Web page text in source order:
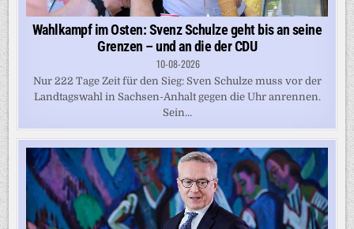
Wahlkampf im Osten: Svenz Schulze geht bis an seine
Grenzen – und an die der CDU
10-08-2026
Nur 222 Tage Zeit für den Sieg: Sven Schulze muss vor der
Landtagswahl in Sachsen-Anhalt gegen die Uhr anrennen.
Sein...